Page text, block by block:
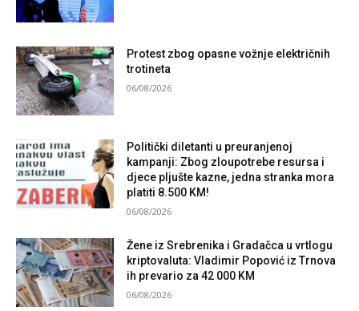
Protest zbog opasne vožnje električnih
trotineta
06/08/2026
Politički diletanti u preuranjenoj
kampanji: Zbog zloupotrebe resursa i
djece pljušte kazne, jedna stranka mora
platiti 8.500 KM!
06/08/2026
Žene iz Srebrenika i Gradačca u vrtlogu
kriptovaluta: Vladimir Popović iz Trnova
ih prevario za 42 000 KM
06/08/2026